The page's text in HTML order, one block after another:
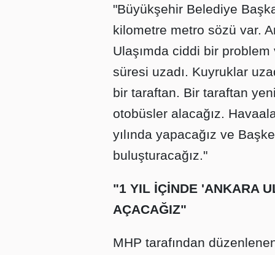
"Büyükşehir Belediye
kilometre metro sözü var.
Ulaşımda ciddi bir
süresi uzadı. Kuyruklar
bir taraftan. Bir taraftan
otobüsler alacağız.
yılında yapacağız ve
buluşturacağız."
"1 YIL İÇİNDE 'ANKARA
AÇACAĞIZ"
MHP tarafından